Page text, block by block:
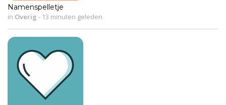
Namenspelletje
in Overig - 13 minuten geleden